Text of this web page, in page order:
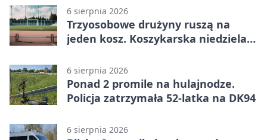
6 sierpnia 2026
Trzyosobowe drużyny ruszą na
jeden kosz. Koszykarska niedziela
6 sierpnia 2026
Ponad 2 promile na hulajnodze.
Policja zatrzymała 52-latka na DK94
6 sierpnia 2026